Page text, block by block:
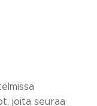
joita seuraa